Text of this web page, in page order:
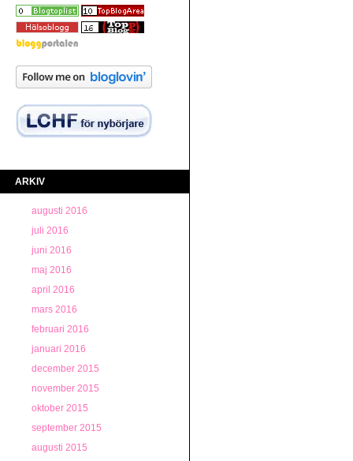
ARKIV
augusti 2016
juli 2016
juni 2016
maj 2016
april 2016
mars 2016
februari 2016
januari 2016
december 2015
november 2015
oktober 2015
september 2015
augusti 2015